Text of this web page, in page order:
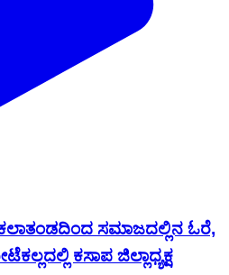
ಕಲಾತಂಡದಿಂದ ಸಮಾಜದಲ್ಲಿನ ಓರೆ,
ಕಸಾಪ ಜಿಲ್ಲಾಧ್ಯಕ್ಷ